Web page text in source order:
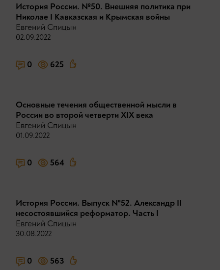
История России. №50. Внешняя политика при
Николае I Кавказская и Крымская войны
Евгений Спицын
02.09.2022
0 625
Основные течения общественной мысли в
России во второй четверти XIX века
Евгений Спицын
01.09.2022
0 564
История России. Выпуск №52. Александр II
несостоявшийся реформатор. Часть I
Евгений Спицын
30.08.2022
0 563